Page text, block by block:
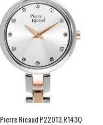
Pierre Ricaud P22013.R143Q